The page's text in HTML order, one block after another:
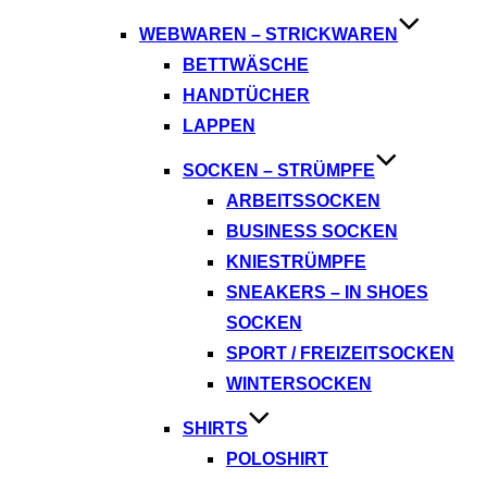
WEBWAREN – STRICKWAREN
BETTWÄSCHE
HANDTÜCHER
LAPPEN
SOCKEN – STRÜMPFE
ARBEITSSOCKEN
BUSINESS SOCKEN
KNIESTRÜMPFE
SNEAKERS – IN SHOES
SOCKEN
SPORT / FREIZEITSOCKEN
WINTERSOCKEN
SHIRTS
POLOSHIRT